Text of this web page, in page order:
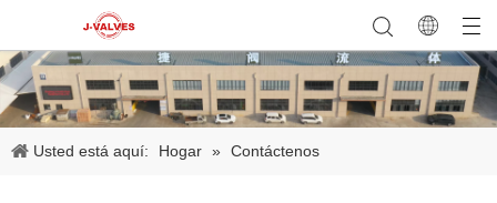
Usted está aquí: Hogar » Contáctenos